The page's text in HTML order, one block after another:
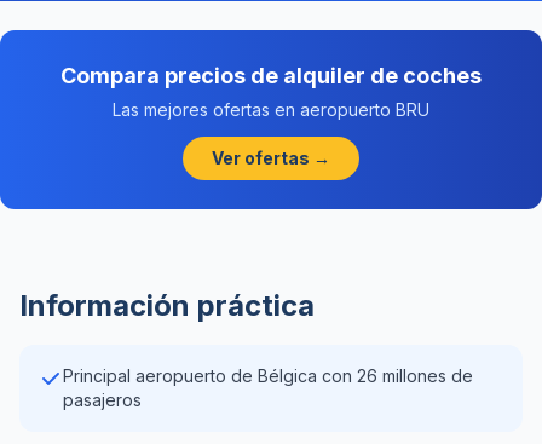
Compara precios de alquiler de coches
Las mejores ofertas en aeropuerto BRU
Ver ofertas →
Información práctica
Principal aeropuerto de Bélgica con 26 millones de
pasajeros